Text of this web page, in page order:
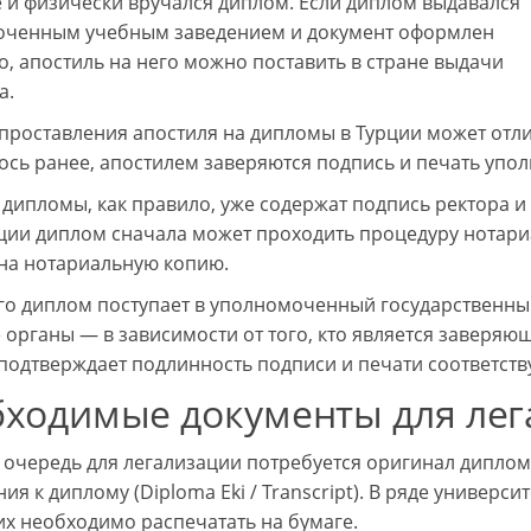
учебным заведением и документ оформлен
апостиль на него можно поставить в стране выдачи
апостиля на дипломы в Турции может
ранее, апостилем заверяются подпись и печать
как правило, уже содержат подпись ректора
диплом сначала может проходить процедуру
нотариальную копию.
диплом поступает в уполномоченный
— в зависимости от того, кто является
подлинность подписи и печати
документы для
для легализации потребуется оригинал
к диплому (Diploma Eki / Transcript). В ряде
необходимо распечатать на бумаге.